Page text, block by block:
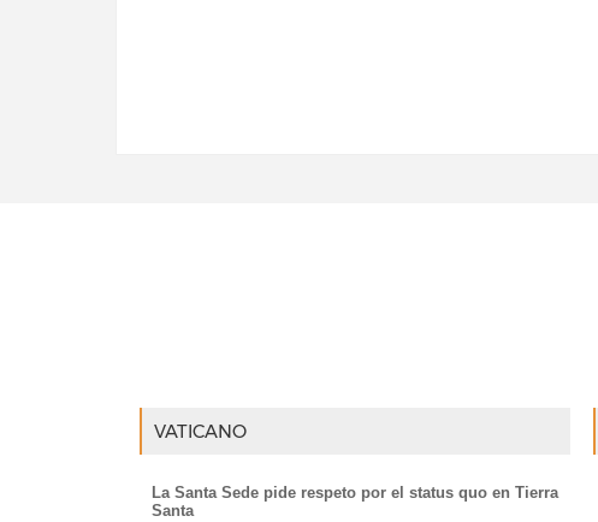
VATICANO
La Santa Sede pide respeto por el status quo en Tierra
Santa